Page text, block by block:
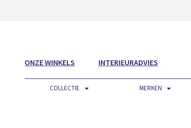
ONZE WINKELS INTERIEURADVIES
COLLECTIE MERKEN